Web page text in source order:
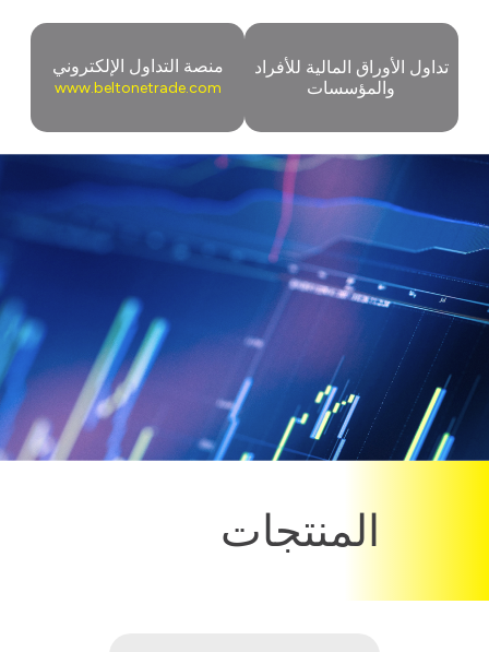
تداول الأوراق المالية للأفراد
والمؤسسات
منصة التداول الإلكتروني
www.beltonetrade.com
المنتجات